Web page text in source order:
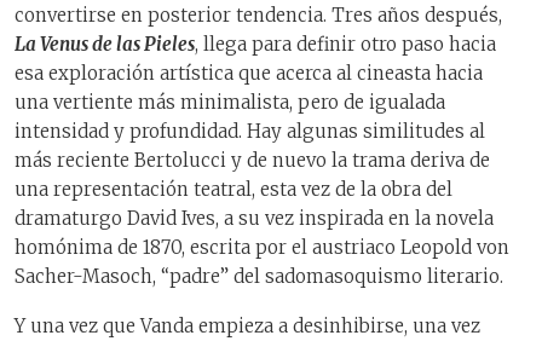
convertirse en posterior tendencia. Tres años después,
La Venus de las Pieles, llega para definir otro paso hacia
esa exploración artística que acerca al cineasta hacia
una vertiente más minimalista, pero de igualada
intensidad y profundidad. Hay algunas similitudes al
más reciente Bertolucci y de nuevo la trama deriva de
una representación teatral, esta vez de la obra del
dramaturgo David Ives, a su vez inspirada en la novela
homónima de 1870, escrita por el austriaco Leopold von
Sacher-Masoch, “padre” del sadomasoquismo literario.
Y una vez que Vanda empieza a desinhibirse, una vez